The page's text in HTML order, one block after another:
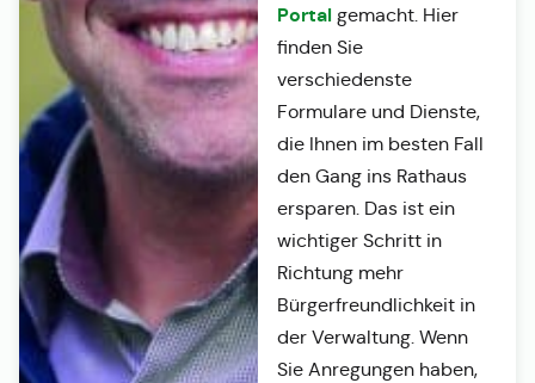
Portalgemacht. Hier
finden Sie
verschiedenste
Formulare und Dienste,
die Ihnen im besten Fall
den Gang ins Rathaus
ersparen. Das ist ein
wichtiger Schritt in
Richtung mehr
Bürgerfreundlichkeit in
der Verwaltung. Wenn
Sie Anregungen haben,